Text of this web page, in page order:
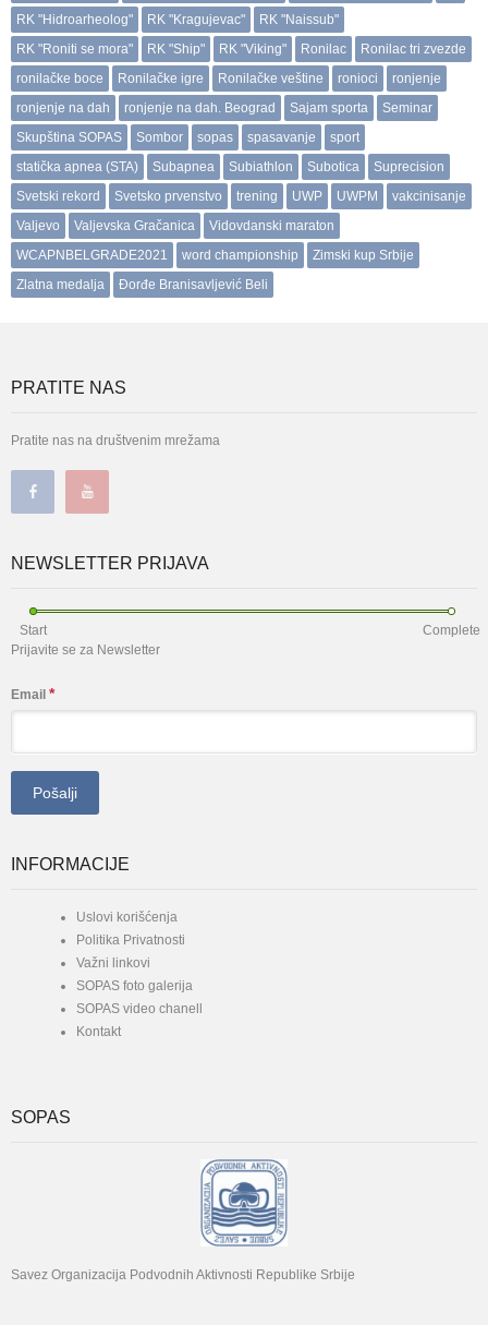
RK "Hidroarheolog"
RK "Kragujevac"
RK "Naissub"
RK "Roniti se mora"
RK "Ship" RK "Viking" Ronilac
Ronilac tri zvezde
ronilačke boce
Ronilačke igre Ronilačke veštine ronioci
ronjenje
ronjenje na dah
ronjenje na dah. Beograd Sajam sporta
Seminar
Skupština SOPAS
Sombor sopas spasavanje
sport
statička apnea (STA)
Subapnea Subiathlon Subotica
Suprecision
Svetski rekord
Svetsko prvenstvo trening UWP UWPM
vakcinisanje
Valjevo
Valjevska Gračanica
Vidovdanski maraton
WCAPNBELGRADE2021
word championship
Zimski kup Srbije
Zlatna medalja
Đorđe Branisavljević Beli
PRATITE NAS
Pratite nas na društvenim mrežama
NEWSLETTER PRIJAVA
Start
Complete
Prijavite se za Newsletter
Email *
INFORMACIJE
Uslovi korišćenja
Politika Privatnosti
Važni linkovi
SOPAS foto galerija
SOPAS video chanell
Kontakt
SOPAS
Savez Organizacija Podvodnih Aktivnosti Republike Srbije